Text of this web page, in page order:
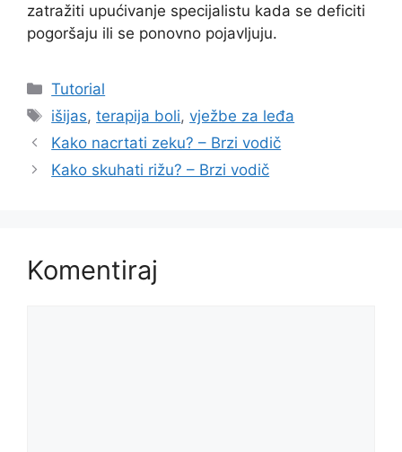
zatražiti upućivanje specijalistu kada se deficiti
pogoršaju ili se ponovno pojavljuju.
Kategorije
Tutorial
Oznake
išijas,terapija boli,vježbe za leđa
Kako nacrtati zeku? – Brzi vodič
Kako skuhati rižu? – Brzi vodič
Komentiraj